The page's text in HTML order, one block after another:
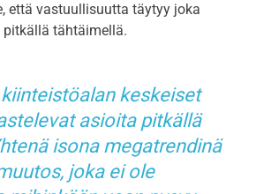
että vastuullisuutta täytyy joka
tähtäimellä.
keskeiset
asioita pitkällä
isona megatrendinä
joka ei ole